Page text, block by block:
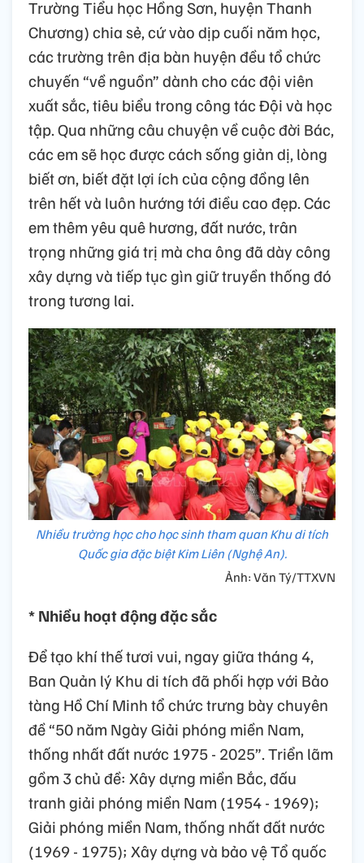
Trường Tiểu học Hồng Sơn, huyện Thanh
Chương) chia sẻ, cứ vào dịp cuối năm học,
các trường trên địa bàn huyện đều tổ chức
chuyến “về nguồn” dành cho các đội viên
xuất sắc, tiêu biểu trong công tác Đội và học
tập. Qua những câu chuyện về cuộc đời Bác,
các em sẽ học được cách sống giản dị, lòng
biết ơn, biết đặt lợi ích của cộng đồng lên
trên hết và luôn hướng tới điều cao đẹp. Các
em thêm yêu quê hương, đất nước, trân
trọng những giá trị mà cha ông đã dày công
xây dựng và tiếp tục gìn giữ truyền thống đó
trong tương lai.
Nhiều trường học cho học sinh tham quan Khu di tích
Quốc gia đặc biệt Kim Liên (Nghệ An).
Ảnh: Văn Tý/TTXVN
* Nhiều hoạt động đặc sắc
Để tạo khí thế tươi vui, ngay giữa tháng 4,
Ban Quản lý Khu di tích đã phối hợp với Bảo
tàng Hồ Chí Minh tổ chức trưng bày chuyên
đề “50 năm Ngày Giải phóng miền Nam,
thống nhất đất nước 1975 - 2025”. Triển lãm
gồm 3 chủ đề: Xây dựng miền Bắc, đấu
tranh giải phóng miền Nam (1954 - 1969);
Giải phóng miền Nam, thống nhất đất nước
(1969 - 1975); Xây dựng và bảo vệ Tổ quốc